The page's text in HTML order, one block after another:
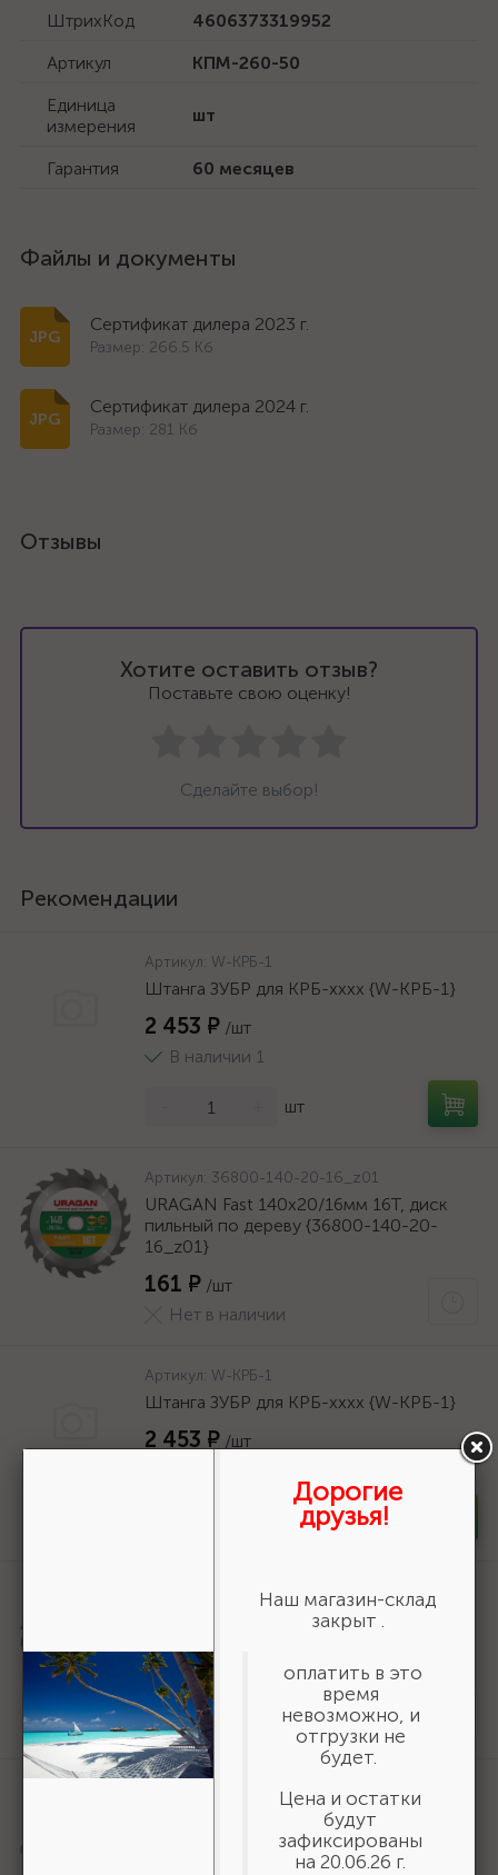
ШтрихКод
4606373319952
Артикул
КПМ-260-50
Единица
измерения
шт
Гарантия 60 месяцев
Файлы и документы
Сертификат дилера 2023 г.
Размер: 266.5 Кб
Сертификат дилера 2024 г.
Размер: 281 Кб
Отзывы
Хотите оставить отзыв?
Поставьте свою оценку!
Сделайте выбор!
Рекомендации
Артикул: W-КРБ-1
Штанга ЗУБР для КРБ-хххх {W-КРБ-1}
2 453 ₽ /шт
В наличии 1
шт
Артикул: 36800-140-20-16_z01
URAGAN Fast 140x20/16мм 16Т, диск
пильный по дереву {36800-140-20-
16_z01}
161 ₽ /шт
Нет в наличии
Артикул: W-КРБ-1
Штанга ЗУБР для КРБ-хххх {W-КРБ-1}
2 453 ₽ /шт
шт
36800-140-20-16_z01
URAGAN Fast 140x20/16мм 16Т, диск
16_z01}
161 ₽ /шт
Нет в наличии
Шнур хозяйственный СИБИН,
полиэфирный, длина 25 м, диаметр -
Дорогие
друзья!
Наш магазин-склад
закрыт .
оплатить в это
время
невозможно, и
отгрузки не
будет.
Цена и остатки
будут
зафиксированы
на 20.06.26 г.